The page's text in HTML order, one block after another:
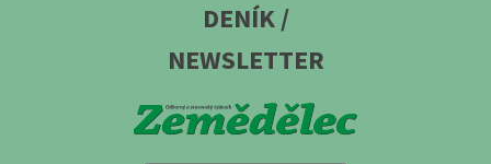
DENÍK /
NEWSLETTER